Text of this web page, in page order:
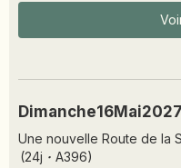
Dimanche16Mai2027
Une nouvelle Route de la
(24j · A396)